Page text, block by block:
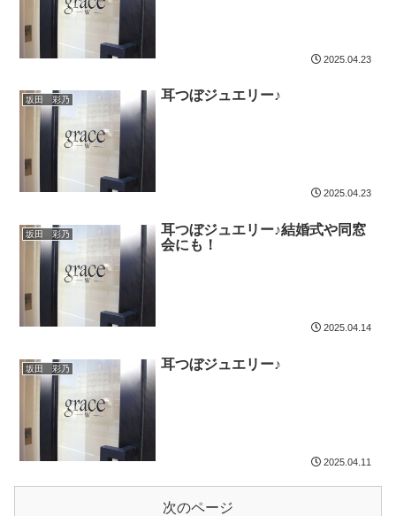
2025.04.23
坂田 彩乃 耳つぼジュエリー♪
2025.04.23
坂田 彩乃
耳つぼジュエリー♪結婚式や同窓
会にも！
2025.04.14
坂田 彩乃 耳つぼジュエリー♪
2025.04.11
次のページ